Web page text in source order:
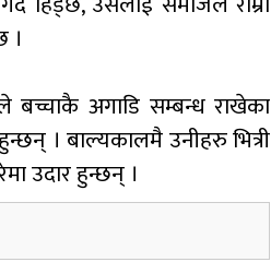
।
बच्चाकै अगाडि सम्बन्ध राखेका
। बाल्यकालमै उनीहरु भित्री
उदार हुन्छन् ।